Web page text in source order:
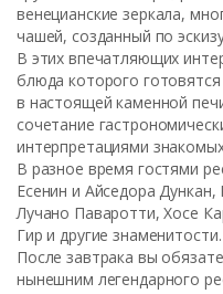
венецианские зеркала,
чашей, созданный по
В этих впечатляющих
блюда которого
в настоящей каменной
сочетание
интерпретациями
В разное время гостями
Есенин и Айседора
Лучано Паваротти, Хосе
Гир и другие знаменитости.
После завтрака вы
нынешним легендарного